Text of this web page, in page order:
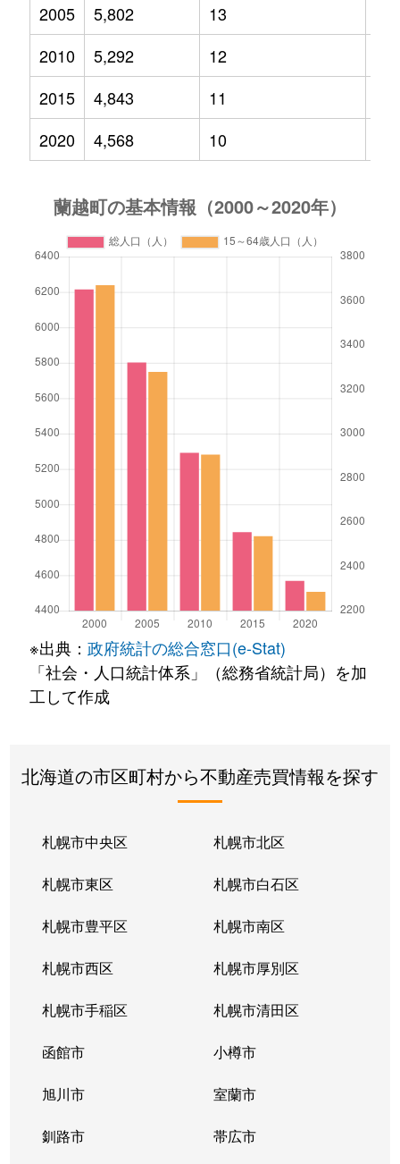
2005
5,802 13
2010
5,292 12
2015
4,843 11
2020
4,568 10
※出典： 政府統計の総合窓口(e-Stat)
「社会・人口統計体系」（総務省統計局）を加
工して作成
北海道の市区町村から不動産売買情報を探す
札幌市中央区 札幌市北区
札幌市東区 札幌市白石区
札幌市豊平区 札幌市南区
札幌市西区 札幌市厚別区
札幌市手稲区 札幌市清田区
函館市 小樽市
旭川市 室蘭市
釧路市 帯広市